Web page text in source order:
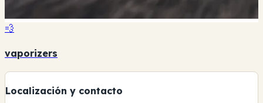
💨
vaporizers
Localización y contacto
−